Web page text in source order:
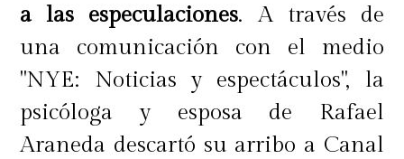
a las especulaciones. A través de
una comunicación con el medio
"NYE: Noticias y espectáculos", la
psicóloga y esposa de Rafael
Araneda descartó su arribo a Canal